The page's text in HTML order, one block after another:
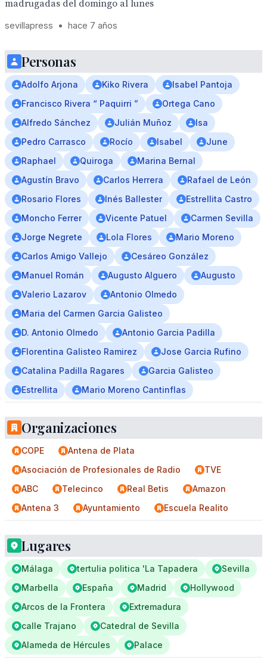
madrugadas del domingo al lunes
sevillapress • hace 7 años
Personas
Adolfo Arjona Kiko Rivera
Isabel Pantoja
Francisco Rivera “ Paquirri ”
Ortega Cano
Alfredo Sánchez
Julián Muñoz
Isa
Pedro Carrasco
Rocío Isabel
June
Raphael
Quiroga
Marina Bernal
Agustín Bravo
Carlos Herrera
Rafael de León
Rosario Flores
Inés Ballester
Estrellita Castro
Moncho Ferrer
Vicente Patuel
Carmen Sevilla
Jorge Negrete
Lola Flores
Mario Moreno
Carlos Amigo Vallejo
Cesáreo González
Manuel Román
Augusto Alguero
Augusto
Valerio Lazarov
Antonio Olmedo
Maria del Carmen Garcia Galisteo
D. Antonio Olmedo
Antonio Garcia Padilla
Florentina Galisteo Ramirez
Jose Garcia Rufino
Catalina Padilla Ragares
Garcia Galisteo
Estrellita
Mario Moreno Cantinflas
Organizaciones
COPE
Antena de Plata
Asociación de Profesionales de Radio
TVE
ABC
Telecinco Real Betis
Amazon
Antena 3
Ayuntamiento Escuela Realito
Lugares
Málaga tertulia politica 'La Tapadera
Sevilla
Marbella
España Madrid
Hollywood
Arcos de la Frontera
Extremadura
calle Trajano
Catedral de Sevilla
Alameda de Hércules
Palace